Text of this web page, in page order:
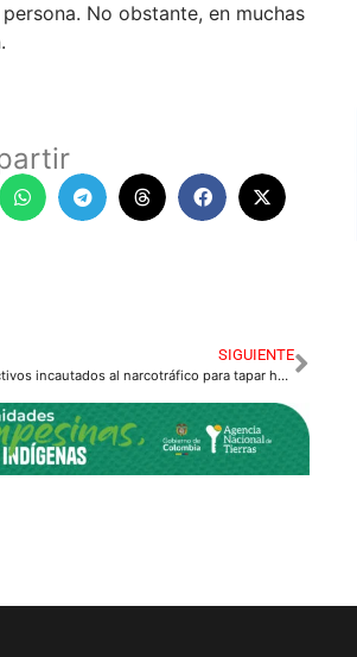
No obstante, en muchas
SIGUIENTE
Venderán activos incautados al narcotráfico para tapar hueco fiscal